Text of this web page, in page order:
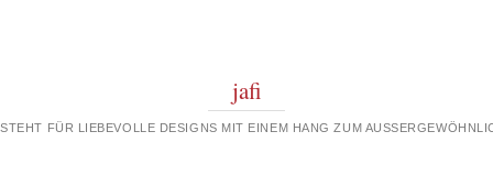
jafi
FÜR LIEBEVOLLE DESIGNS MIT EINEM HANG ZUM